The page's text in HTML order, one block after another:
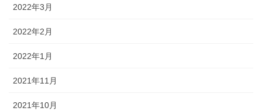
2022年3月
2022年2月
2022年1月
2021年11月
2021年10月